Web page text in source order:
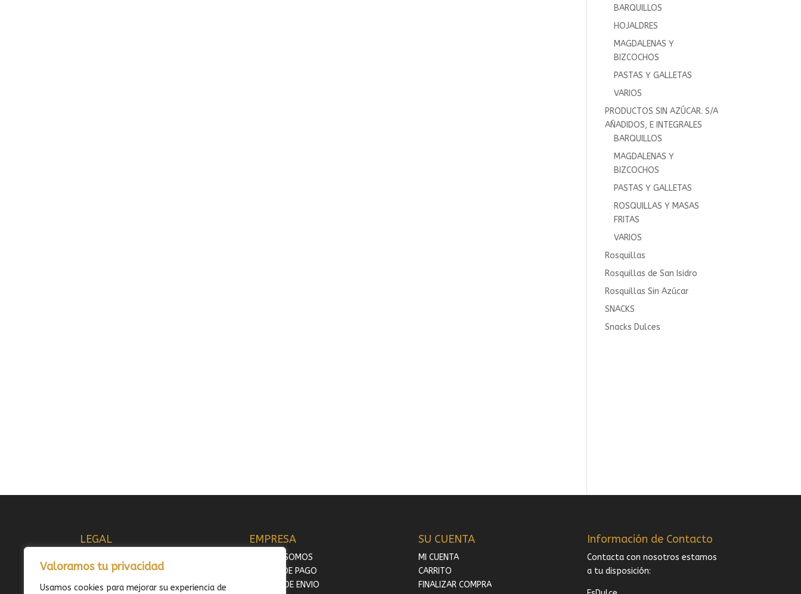
Valoramos tu privacidad
Usamos cookies para mejorar su experiencia de
BARQUILLOS
HOJALDRES
MAGDALENAS Y
BIZCOCHOS
PASTAS Y GALLETAS
VARIOS
PRODUCTOS SIN AZÚCAR. S/A
AÑADIDOS, E INTEGRALES
BARQUILLOS
MAGDALENAS Y
BIZCOCHOS
PASTAS Y GALLETAS
ROSQUILLAS Y MASAS
FRITAS
VARIOS
Rosquillas
Rosquillas de San Isidro
Rosquillas Sin Azúcar
SNACKS
Snacks Dulces
LEGAL
POLÍTICA DE COOKIES
POLÍTICA DE PRIVACIDAD
EMPRESA
QUIÉNES SOMOS
FORMAS DE PAGO
GASTOS DE ENVIO
SU CUENTA
MI CUENTA
CARRITO
FINALIZAR COMPRA
Información de Contacto
Contacta con nosotros estamos
a tu disposición: